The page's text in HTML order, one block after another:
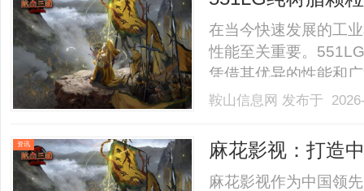
在当今快速发展的工
性能至关重要。
凭借其优异的性能和
本文将详细探讨
的基本特性551LG纯
鞍山信息网 发布于
资讯 麻花影视：打造
麻花影视作为中国领